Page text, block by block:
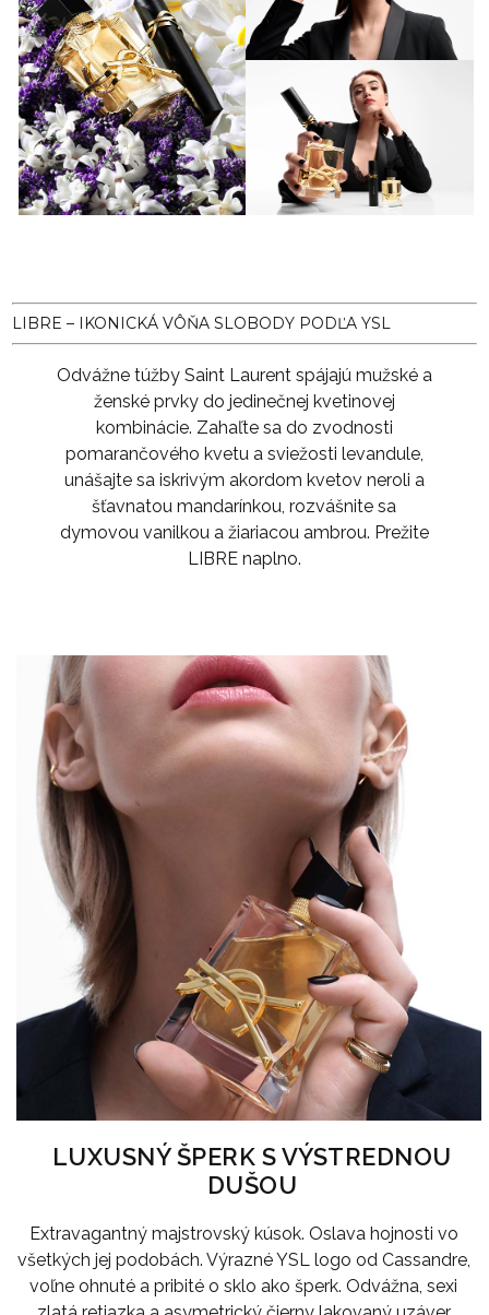
LIBRE – IKONICKÁ VÔŇA SLOBODY PODĽA YSL
Odvážne túžby Saint Laurent spájajú mužské a
ženské prvky do jedinečnej kvetinovej
kombinácie. Zahaľte sa do zvodnosti
pomarančového kvetu a sviežosti levandule,
unášajte sa iskrivým akordom kvetov neroli a
šťavnatou mandarínkou, rozvášnite sa
dymovou vanilkou a žiariacou ambrou. Prežite
LIBRE naplno.
LUXUSNÝ ŠPERK S VÝSTREDNOU
DUŠOU
Extravagantný majstrovský kúsok. Oslava hojnosti vo
všetkých jej podobách. Výrazné YSL logo od Cassandre,
voľne ohnuté a pribité o sklo ako šperk. Odvážna, sexi